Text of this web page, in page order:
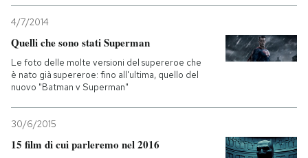
4/7/2014
Quelli che sono stati Superman
Le foto delle molte versioni del supereroe che
è nato già supereroe: fino all'ultima, quello del
nuovo "Batman v Superman"
30/6/2015
15 film di cui parleremo nel 2016